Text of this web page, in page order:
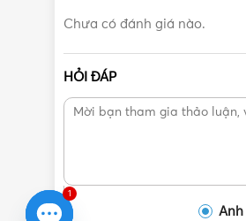
Chưa có đánh giá nào.
HỎI ĐÁP
Anh
1